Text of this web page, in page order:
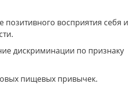
восприятия себя и
дискриминации по признаку
пищевых привычек.